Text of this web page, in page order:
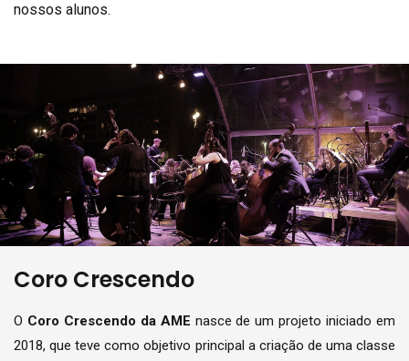
nossos alunos.
Coro Crescendo
O Coro Crescendo da AME nasce de um projeto iniciado em
2018, que teve como objetivo principal a criação de uma classe